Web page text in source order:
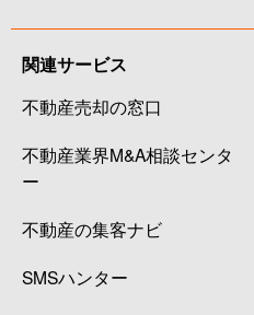
関連サービス
不動産売却の窓口
不動産業界M&A相談センタ
ー
不動産の集客ナビ
SMSハンター